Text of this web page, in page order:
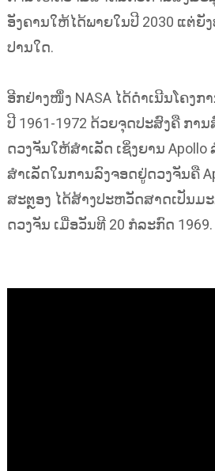
ອັງຄານໃຫ້ໄດ້ພາຍໃນປີ 2030 ແຕ່
ປານໃດ.
ອີກຢ່າງໜຶ່ງ NASA ໄດ້ດຳເນີນໂຄງກ
ປີ 1961-1972 ດ້ວຍຈຸດປະສົງຄື ກາ
ດວງຈັນໃຫ້ສຳເລັດ ເຊິ່ງຍານ
ສຳເລັດໃນການລົງຈອດຢູ່ດວງຈັນຄື
ສະຕຼອງ ໄດ້ສ້າງປະຫວັດສາດເປັນມ
ດວງຈັນ ເມື່ອວັນທີ 20 ກໍລະກົດ 1969.